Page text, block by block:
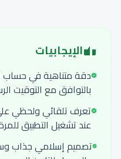
الإيجابيات
دقة متناهية في
بالتوافق مع التوقيت
عند تشغيل التطبيق
تصميم إسلامي جذاب